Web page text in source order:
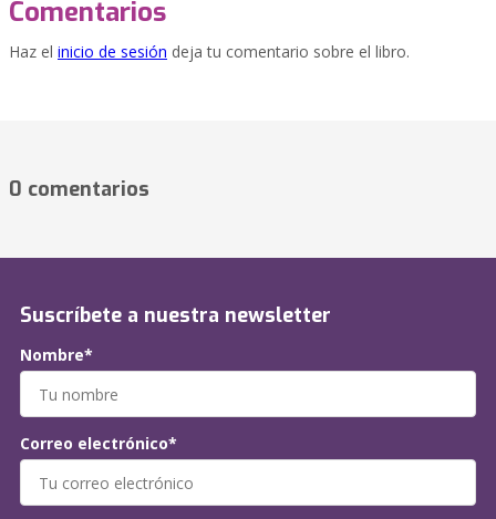
Comentarios
Haz el inicio de sesión deja tu comentario sobre el libro.
0 comentarios
Suscríbete a nuestra newsletter
Nombre*
Correo electrónico*